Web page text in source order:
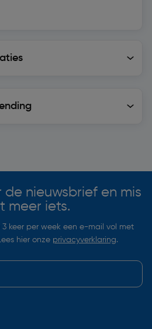
de nieuwsbrief en mis
meer iets.
keer per week een e-mail vol met
hier onze privacyverklaring.